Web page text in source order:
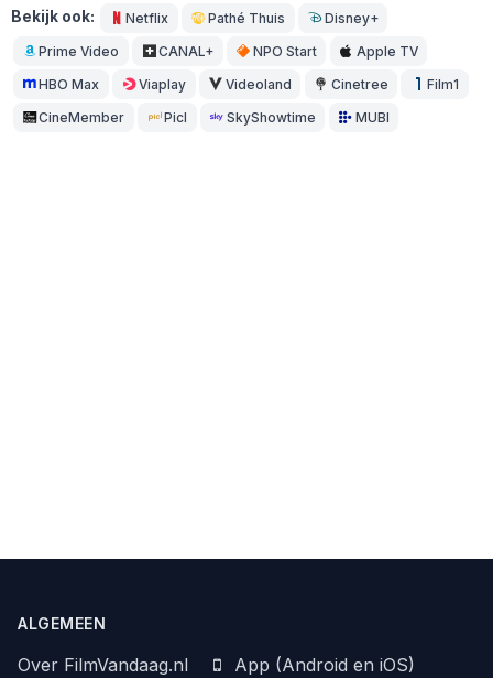
Bekijk ook: Netflix Pathé Thuis Disney+
Prime Video CANAL+ NPO Start Apple TV
HBO Max Viaplay Videoland Cinetree Film1
CineMember Picl SkyShowtime MUBI
ALGEMEEN
Over FilmVandaag.nl
App (Android en iOS)